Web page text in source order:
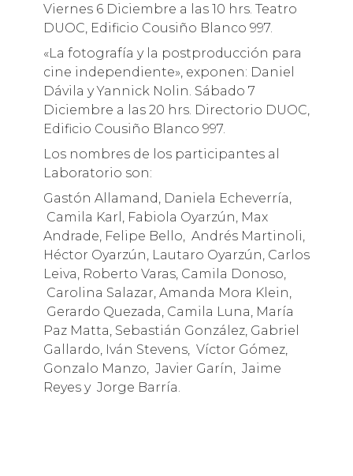
Viernes 6 Diciembre a las 10 hrs. Teatro
DUOC, Edificio Cousiño Blanco 997.
«La fotografía y la postproducción para
cine independiente», exponen: Daniel
Dávila y Yannick Nolin. Sábado 7
Diciembre a las 20 hrs. Directorio DUOC,
Edificio Cousiño Blanco 997.
Los nombres de los participantes al
Laboratorio son:
Gastón Allamand, Daniela Echeverría,
Camila Karl, Fabiola Oyarzún, Max
Andrade, Felipe Bello, Andrés Martinoli,
Héctor Oyarzún, Lautaro Oyarzún, Carlos
Leiva, Roberto Varas, Camila Donoso,
Carolina Salazar, Amanda Mora Klein,
Gerardo Quezada, Camila Luna, María
Paz Matta, Sebastián González, Gabriel
Gallardo, Iván Stevens, Víctor Gómez,
Gonzalo Manzo, Javier Garín, Jaime
Reyes y Jorge Barría.